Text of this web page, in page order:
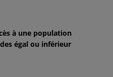
à une population
égal ou inférieur